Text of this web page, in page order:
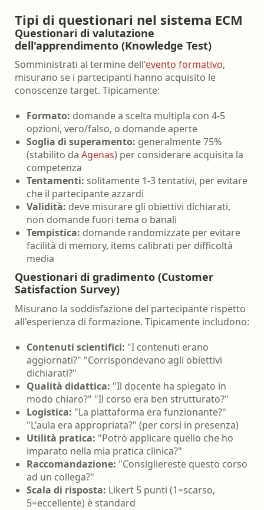
Tipi di questionari nel sistema ECM
Questionari di valutazione
dell'apprendimento (Knowledge Test)
Somministrati al termine dell'evento formativo,
misurano se i partecipanti hanno acquisito le
conoscenze target. Tipicamente:
Formato: domande a scelta multipla con 4-5
opzioni, vero/falso, o domande aperte
Soglia di superamento: generalmente 75%
(stabilito da Agenas) per considerare acquisita la
competenza
Tentamenti: solitamente 1-3 tentativi, per evitare
che il partecipante azzardi
Validità: deve misurare gli obiettivi dichiarati,
non domande fuori tema o banali
Tempistica: domande randomizzate per evitare
facilità di memory, items calibrati per difficoltà
media
Questionari di gradimento (Customer
Satisfaction Survey)
Misurano la soddisfazione del partecipante rispetto
all'esperienza di formazione. Tipicamente includono:
Contenuti scientifici: "I contenuti erano
aggiornati?" "Corrispondevano agli obiettivi
dichiarati?"
Qualità didattica: "Il docente ha spiegato in
modo chiaro?" "Il corso era ben strutturato?"
Logistica: "La piattaforma era funzionante?"
"L'aula era appropriata?" (per corsi in presenza)
Utilità pratica: "Potrò applicare quello che ho
imparato nella mia pratica clinica?"
Raccomandazione: "Consigliereste questo corso
ad un collega?"
Scala di risposta: Likert 5 punti (1=scarso,
5=eccellente) è standard